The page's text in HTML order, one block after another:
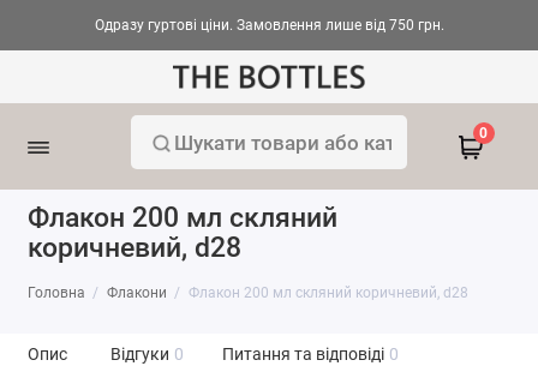
Одразу гуртові ціни. Замовлення лише від 750 грн.
0
Флакон 200 мл скляний
коричневий, d28
Головна Флакони Флакон 200 мл скляний коричневий, d28
Опис Відгуки 0 Питання та відповіді 0